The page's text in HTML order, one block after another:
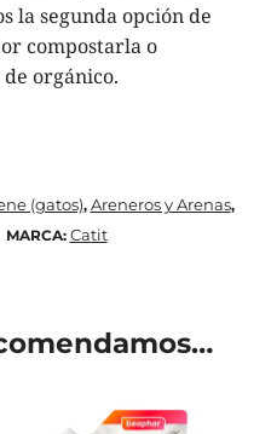
la segunda opción de
compostarla o
orgánico.
(gatos), Areneros y Arenas,
MARCA: Catit